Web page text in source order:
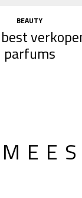
BEAUTY
parfums